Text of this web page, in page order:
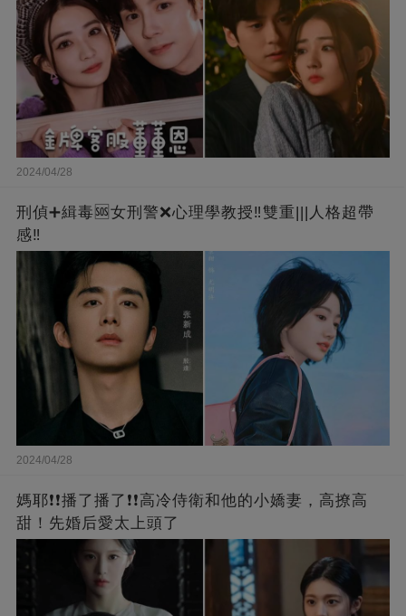
2024/04/28
刑偵➕緝毒🆘女刑警❌心理學教授‼️雙重|||人格超帶
感‼️
2024/04/28
媽耶❗❗播了播了❗❗高冷侍衛和他的小嬌妻，高撩高
甜！先婚后愛太上頭了